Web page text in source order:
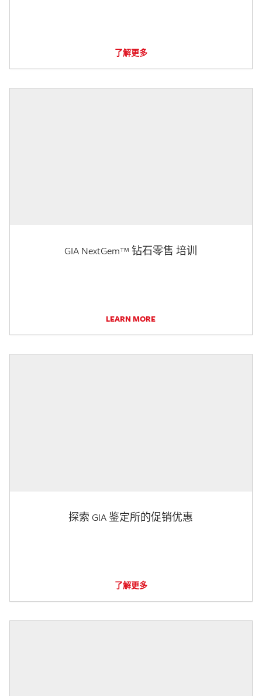
了解更多
GIA NextGem™ 钻石零售 培训
LEARN MORE
探索 GIA 鉴定所的促销优惠
了解更多